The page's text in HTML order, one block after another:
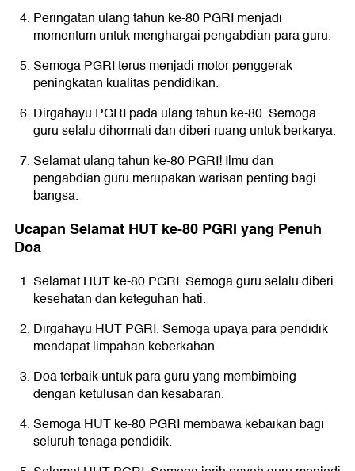
Peringatan ulang tahun ke-80 PGRI menjadi
momentum untuk menghargai pengabdian para guru.
Semoga PGRI terus menjadi motor penggerak
peningkatan kualitas pendidikan.
Dirgahayu PGRI pada ulang tahun ke-80. Semoga
guru selalu dihormati dan diberi ruang untuk berkarya.
Selamat ulang tahun ke-80 PGRI! Ilmu dan
pengabdian guru merupakan warisan penting bagi
bangsa.
Ucapan Selamat HUT ke-80 PGRI yang Penuh
Doa
Selamat HUT ke-80 PGRI. Semoga guru selalu diberi
kesehatan dan keteguhan hati.
Dirgahayu HUT PGRI. Semoga upaya para pendidik
mendapat limpahan keberkahan.
Doa terbaik untuk para guru yang membimbing
dengan ketulusan dan kesabaran.
Semoga HUT ke-80 PGRI membawa kebaikan bagi
seluruh tenaga pendidik.